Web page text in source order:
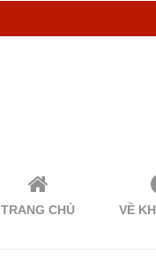
TRANG CHỦ VỀ